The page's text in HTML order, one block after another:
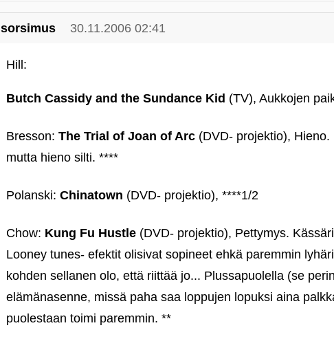
sorsimus 30.11.2006 02:41
Hill:
Butch Cassidy and the Sundance Kid (TV), Aukkojen
Bresson: The Trial of Joan of Arc (DVD- projektio),
mutta hieno silti. ****
Polanski: Chinatown (DVD- projektio), ****1/2
Chow: Kung Fu Hustle (DVD- projektio), Pettymys.
Looney tunes- efektit olisivat sopineet ehkä paremmin
kohden sellanen olo, että riittää jo... Plussapuolella (se
elämänasenne, missä paha saa loppujen lopuksi aina
puolestaan toimi paremmin. **